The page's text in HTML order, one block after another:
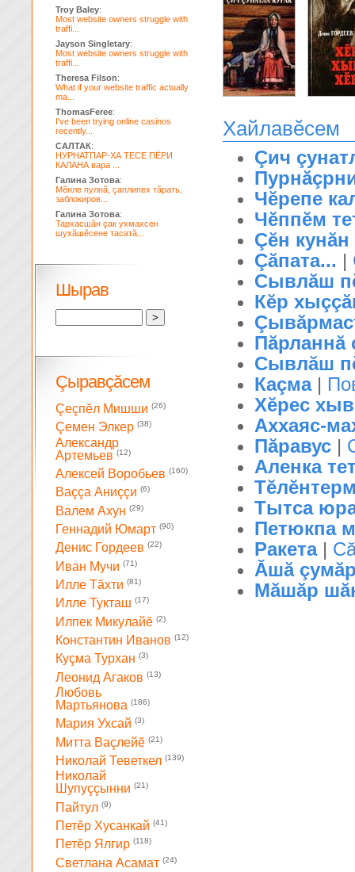
Хайлавĕсем
Çич
Чĕрепе
Чĕппĕм
Çĕн
Çăпата... |
Сывлăш
Кĕр
Пăрланнă
Сывлăш
Каçма|
Хĕрес
Аххаяс-
Пăравус |
Аленка
Тытса
Петюкпа
Ракета|
Ăшă
Мăшăр
Troy Baley:
Most website owners struggle with
traffi...
Jayson Singletary:
Most website owners struggle with
traffi...
Theresa Filson:
What if your website traffic actually
ma...
ThomasFeree:
I've been trying online casinos
recently...
САЛТАК:
НУРНАТПАР-ХА ТЕСЕ ПЁРИ
КАЛАНА вара ...
Галина Зотова:
Мĕнле пулнă, çаплипех тăрать,
заблокиров...
Галина Зотова:
Тархасшăн çак ухмахсен
шухăшĕсене тасатă...
Шырав
Çыравçăсем
Çеçпĕл Мишши (26)
Çемен Элкер (38)
Александр
Артемьев (12)
Алексей Воробьев (160)
Ваççа Аниççи (6)
Валем Ахун (29)
Геннадий Юмарт (90)
Денис Гордеев (22)
Иван Мучи (71)
Илле Тăхти (81)
Илле Тукташ (17)
Илпек Микулайĕ (2)
Константин Иванов (12)
Куçма Турхан (3)
Леонид Агаков (13)
Любовь
Мартьянова (186)
Мария Ухсай (3)
Митта Ваçлейĕ (21)
Николай Теветкел (139)
Николай
Шупуççынни (21)
Пайтул (9)
Петĕр Хусанкай (41)
Петĕр Ялгир (118)
Светлана Асамат (24)